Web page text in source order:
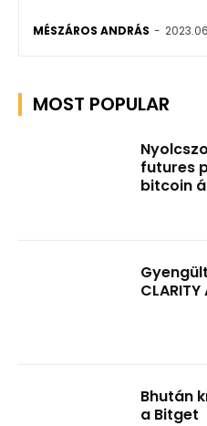
MÉSZÁROS ANDRÁS -
MOST POPULAR
futures
bitcoin
Bhután
a Bitget